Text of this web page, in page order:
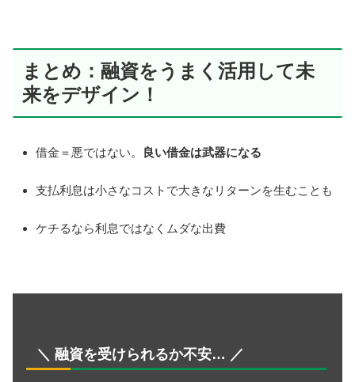
まとめ：融資をうまく活用して未
来をデザイン！
借金＝悪ではない。 良い借金は武器になる
支払利息は小さなコストで大きなリターンを生むことも
ケチるなら利息ではなくムダな出費
＼ 融資を受けられるか不安… ／